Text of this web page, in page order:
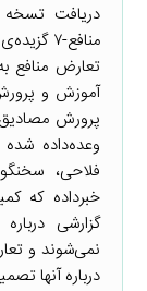
دریافت تسخه
منافع-
تعارض منافع
آموزش و
پرورش
وعده‌داده
فلاحی،
خبرداده که
گزارشی
نمی‌شوند و
درباره آنها